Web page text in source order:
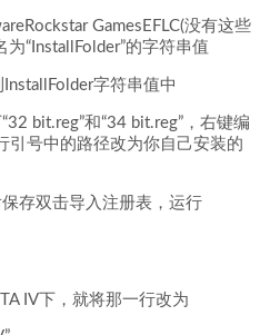
GamesEFLC(没有这些
“InstallFolder”的字符串值
字符串值中
bit.reg”和“34 bit.reg”，右键编
引号中的路径改为你自己安装的
存双击导入注册表，运行
IV下，就将那一行改为